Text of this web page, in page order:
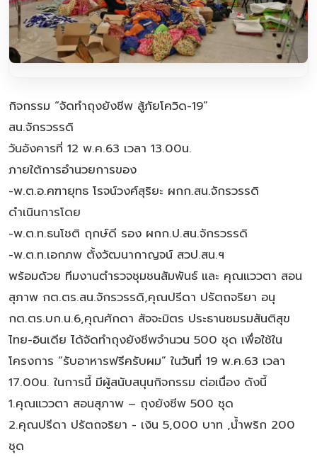
กิจกรรม “จัดทำถุงยังชีพ สู้ภัยโควิด-19”
สน.จักรวรรดิ
วันอังคารที่ 12 พ.ค.63 เวลา 13.00น.
ภายใต้การอำนวยการของ
-พ.ต.อ.คฑายุทธ โรจน์วงศ์สุริยะ ผกก.สน.จักรวรรดิ
ดำเนินการโดย
-พ.ต.ท.ธนโชติ ฤกษ์ดี รอง ผกก.ป.สน.จักรวรรดิ
-พ.ต.ท.เอกภพ ตั้งวัฒนากาญจน์ สวป.สน.ฯ
พร้อมด้วย ทีมงานตำรวจชุมชนสัมพันธ์ และ คุณแววตา สอน
สุภาพ กต.ตร.สน.จักรวรรดิ,คุณปรีดา ปรัตถจริยา อนุ
กต.ตร.บก.น.6,คุณศักดา สัจจะมิตร ประธานชมรมสันติสุข
ไทย-อินเดีย ได้จัดทำถุงยังชีพจำนวน 500 ชุด เพื่อใช้ใน
โครงการ “รับอาหารฟรีครับผม” ในวันที่ 19 พ.ค.63 เวลา
17.00น. ในการนี้ มีผู้สนับสนุนกิจกรรม ต่อเนื่อง ดังนี้
1.คุณแววตา สอนสุภาพ – ถุงยังชีพ 500 ชุด
2.คุณปรีดา ปรัตถจริยา - เงิน 5,000 บาท ,น้ำพริก 200
ชุด